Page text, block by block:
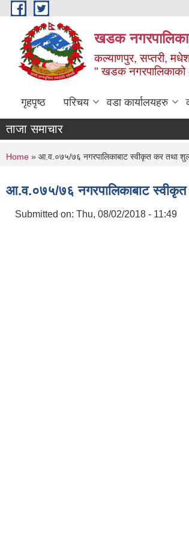
Skip to main content
खडक नगरपालिका,
कल्याणपुर, सप्तरी,
" खडक नगरपालिकाको
गृहपृष्ठ परिचय वडा कार्यालयहरु
ताजा समाचार
You are here
Home » आ.व.०७५/७६ नगरपालिकाबाट स्वीकृत कर तथा
आ.व.०७५/७६ नगरपालिकाबाट
Submitted on: Thu, 08/02/2018 - 11:49